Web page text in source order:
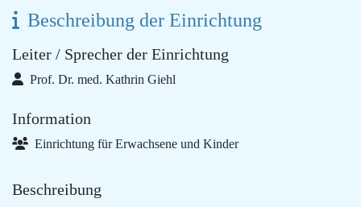
Beschreibung der Einrichtung
Leiter / Sprecher der Einrichtung
Prof. Dr. med. Kathrin Giehl
Information
Einrichtung für Erwachsene und Kinder
Beschreibung